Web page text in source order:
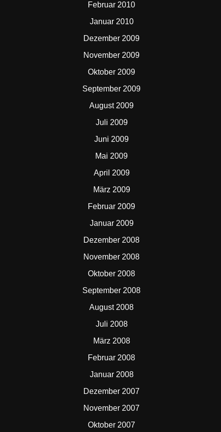
Februar 2010
Januar 2010
Dezember 2009
November 2009
Oktober 2009
September 2009
August 2009
Juli 2009
Juni 2009
Mai 2009
April 2009
März 2009
Februar 2009
Januar 2009
Dezember 2008
November 2008
Oktober 2008
September 2008
August 2008
Juli 2008
März 2008
Februar 2008
Januar 2008
Dezember 2007
November 2007
Oktober 2007